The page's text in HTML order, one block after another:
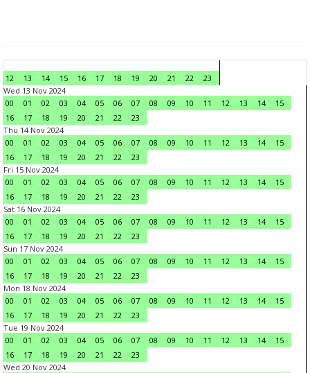
12 13 14 15 16 17 18 19 20 21 22
23
Wed 13 Nov 2024
00
01 02 03 04 05 06 07 08 09 10 11 12 13 14
15
16
17 18 19 20 21 22
23
Thu 14 Nov 2024
00
01 02 03 04 05 06 07 08 09 10 11 12 13 14
15
16
17 18 19 20 21 22
23
Fri 15 Nov 2024
00
01 02 03 04 05 06 07 08 09 10 11 12 13 14
15
16
17 18 19 20 21 22
23
Sat 16 Nov 2024
00
01 02 03 04 05 06 07 08 09 10 11 12 13 14
15
16
17 18 19 20 21 22
23
Sun 17 Nov 2024
00
01 02 03 04 05 06 07 08 09 10 11 12 13 14
15
16
17 18 19 20 21 22
23
Mon 18 Nov 2024
00
01 02 03 04 05 06 07 08 09 10 11 12 13 14
15
16
17 18 19 20 21 22
23
Tue 19 Nov 2024
00
01 02 03 04 05 06 07 08 09 10 11 12 13 14
15
16
17 18 19 20 21 22
23
Wed 20 Nov 2024